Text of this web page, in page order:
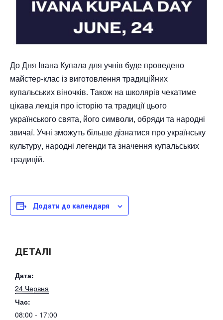
До Дня Івана Купала для учнів буде проведено
майстер-клас із виготовлення традиційних
купальських віночків. Також на школярів чекатиме
цікава лекція про історію та традиції цього
українського свята, його символи, обряди та народні
звичаї. Учні зможуть більше дізнатися про українську
культуру, народні легенди та значення купальських
традицій.
Додати до календаря
ДЕТАЛІ
Дата:
24 Червня
Час:
08:00 - 17:00